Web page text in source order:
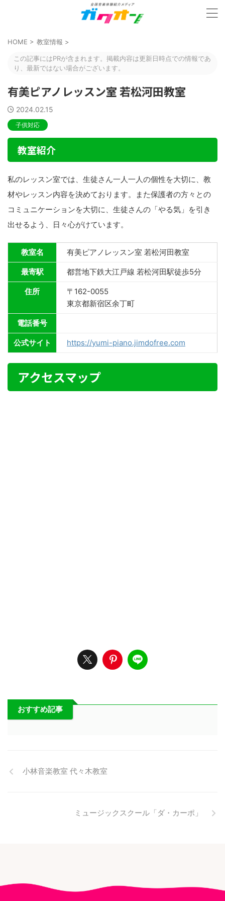
HOME > 教室情報 >
この記事にはPRが含まれます。掲載内容は更新日時点での情報であ
り、最新ではない場合がございます。
有美ピアノレッスン室 若松河田教室
2024.02.15
子供対応
教室紹介
私のレッスン室では、生徒さん一人一人の個性を大切に、教
材やレッスン内容を決めております。また保護者の方々との
コミュニケーションを大切に、生徒さんの「やる気」を引き
出せるよう、日々心がけています。
教室名 有美ピアノレッスン室 若松河田教室
最寄駅 都営地下鉄大江戸線 若松河田駅徒歩5分
住所
〒162-0055
東京都新宿区余丁町
電話番号
公式サイト https://yumi-piano.jimdofree.com
アクセスマップ
おすすめ記事
小林音楽教室 代々木教室
ミュージックスクール「ダ・カーポ」